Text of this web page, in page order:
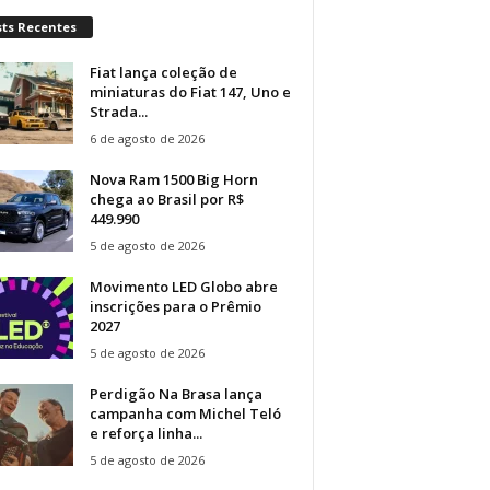
Recentes
Fiat lança coleção de
miniaturas do Fiat 147, Uno e
Strada...
6 de agosto de 2026
Nova Ram 1500 Big Horn
chega ao Brasil por R$
449.990
5 de agosto de 2026
Movimento LED Globo abre
inscrições para o Prêmio
2027
5 de agosto de 2026
Perdigão Na Brasa lança
campanha com Michel Teló
e reforça linha...
5 de agosto de 2026